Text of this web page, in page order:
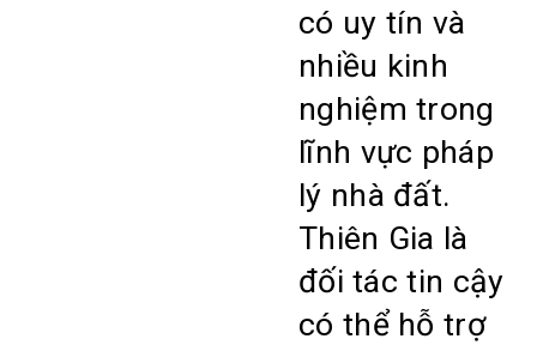
có uy tín và
nhiều kinh
nghiệm trong
lĩnh vực pháp
lý nhà đất.
Thiên Gia là
đối tác tin cậy
có thể hỗ trợ